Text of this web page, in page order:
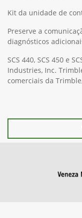
Kit da unidade de
Preserve a
diagnósticos
SCS 440, SCS 450 e
Industries, Inc.
comerciais da